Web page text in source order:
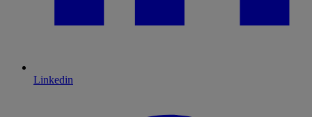
Linkedin